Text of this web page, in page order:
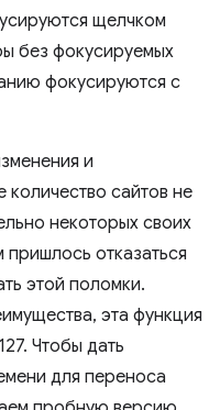
щелчком
без фокусируемых
фокусируются с
и
сайтов не
некоторых своих
пришлось отказаться
этой поломки.
эта функция
Чтобы дать
для переноса